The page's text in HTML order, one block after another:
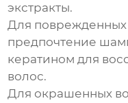
экстракты.
Для поврежденных
предпочтение
кератином для
волос.
Для окрашенных